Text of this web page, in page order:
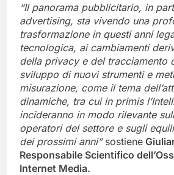
“Il panorama pubblicitario, in
advertising, sta vivendo una
trasformazione in questi anni
tecnologica, ai cambiamenti
della privacy e del tracciamento
sviluppo di nuovi strumenti e
misurazione, come il tema
dinamiche, tra cui in primis
incideranno in modo rilevante
operatori del settore e sugli
dei prossimi anni”sostiene
Responsabile Scientifico
Internet Media.